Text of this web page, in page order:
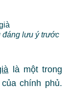
đáng lưu ý trước
là một trong
chính phủ.